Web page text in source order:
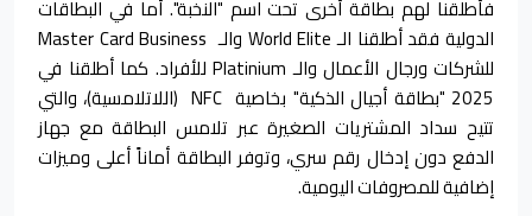
فأطلقنا لهم بطاقة أخرى تحت اسم "النخبة". أما في البطاقات
الدولية فقد أطلقنا الـ World Elite والـ Master Card Business
للشركات ورجال الأعمال والـ Platinium للأفراد. كما أطلقنا في
2025 "بطاقة أجيال الذكية" بخاصية NFC (اللاتلامسية)، والتي
تتيح سداد المشتريات الصغيرة عبر تلامس البطاقة مع جهاز
الدفع دون إدخال رقم سري، وتوفر البطاقة أماناً أعلى وميزات
إضافية للمصروفات اليومية.